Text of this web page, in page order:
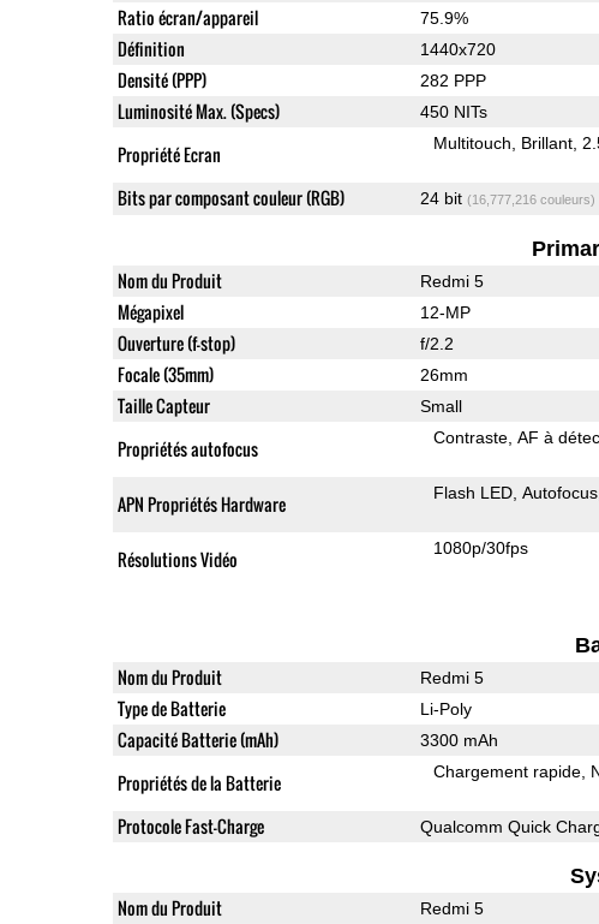
Ratio écran/appareil 75.9%
Définition 1440x720
Densité (PPP) 282 PPP
Luminosité Max. (Specs) 450 NITs
Propriété Ecran Multitouch Brillant
Bits par composant couleur (RGB) 24 bit (16,777,216 couleurs)
Nom du Produit Redmi 5
Mégapixel 12-MP
Ouverture (f-stop) f/2.2
Focale (35mm) 26mm
Taille Capteur Small
Propriétés autofocus Contraste AF à
APN Propriétés Hardware Flash LED Autofocus
Résolutions Vidéo 1080p/30fps
Nom du Produit Redmi 5
Type de Batterie Li-Poly
Capacité Batterie (mAh) 3300 mAh
Propriétés de la Batterie Chargement rapide
Protocole Fast-Charge Qualcomm Quick
Nom du Produit Redmi 5